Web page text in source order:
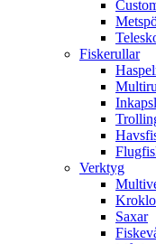
Fiskerullar
Verktyg
Saxar